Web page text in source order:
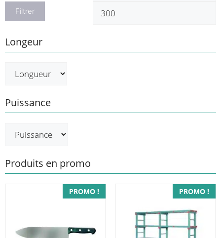
Filtrer
Longeur
Puissance
Produits en promo
PROMO ! PROMO !